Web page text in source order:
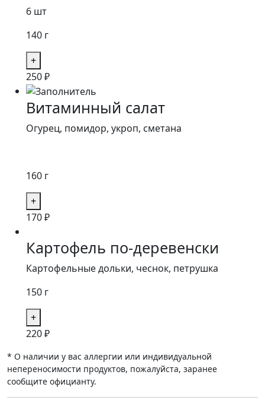
6 шт
140 г
250₽
Витаминный салат
Огурец, помидор, укроп, сметана
160 г
170₽
Картофель по-деревенски
Картофельные дольки, чеснок, петрушка
150 г
220₽
* О наличии у вас аллергии или индивидуальной
непереносимости продуктов, пожалуйста, заранее
сообщите официанту.